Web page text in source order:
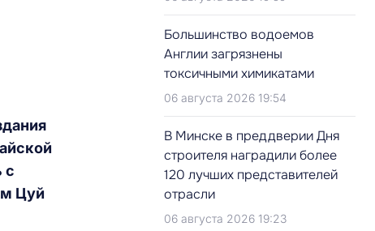
с
Цуй
Большинство водоемов
Англии загрязнены
токсичными химикатами
06 августа 2026 19:54
В Минске в преддверии Дня
строителя наградили более
120 лучших представителей
отрасли
06 августа 2026 19:23